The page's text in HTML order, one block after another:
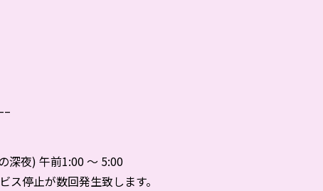
深夜) 午前1:00 ～ 5:00
停止が数回発生致します。